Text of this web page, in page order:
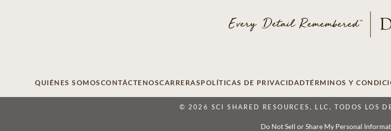
QUIÉNES SOMOSCONTÁCTENOSCARRERASPOLÍTICAS DE PRIVACIDADTÉRMINOS Y
© 2026 SCI SHARED RESOURCES, LLC, TODOS LOS
Do Not Sell or Share My Personal